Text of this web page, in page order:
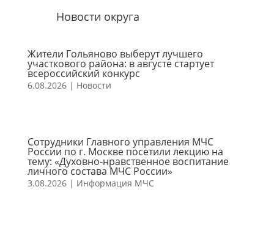
Новости округа
Жители Гольяново выберут лучшего
участкового района: в августе стартует
всероссийский конкурс
6.08.2026| Новости
Сотрудники Главного управления МЧС
России по г. Москве посетили лекцию на
тему: «Духовно-нравственное воспитание
личного состава МЧС России»
3.08.2026| Информация МЧС